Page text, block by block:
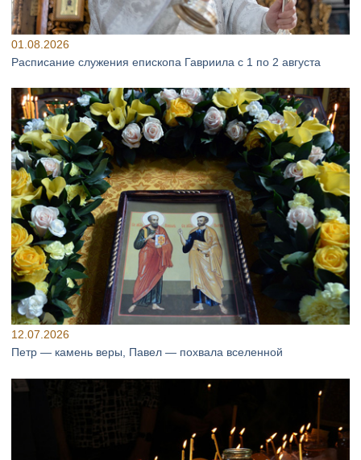
01.08.2026
Расписание служения епископа Гавриила с 1 по 2 августа
12.07.2026
Петр — камень веры, Павел — похвала вселенной